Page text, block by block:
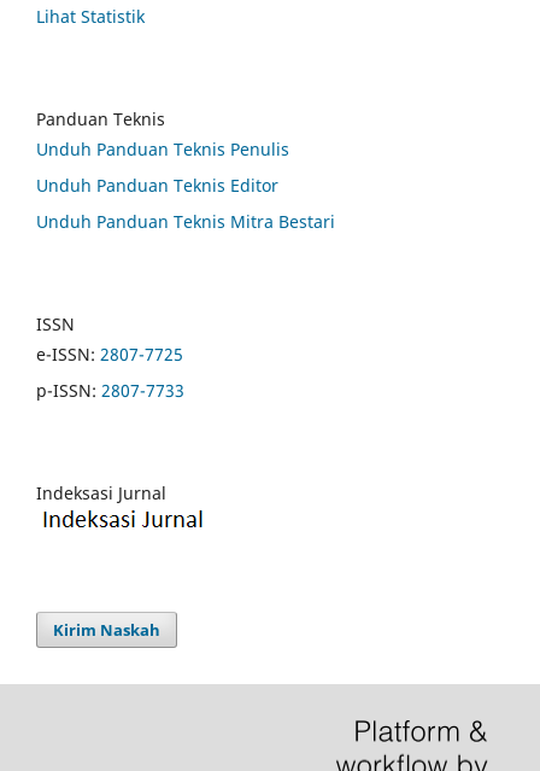
Lihat Statistik
Panduan Teknis
Unduh Panduan Teknis Penulis
Unduh Panduan Teknis Editor
Unduh Panduan Teknis Mitra Bestari
ISSN
e-ISSN: 2807-7725
p-ISSN: 2807-7733
Indeksasi Jurnal
Kirim Naskah